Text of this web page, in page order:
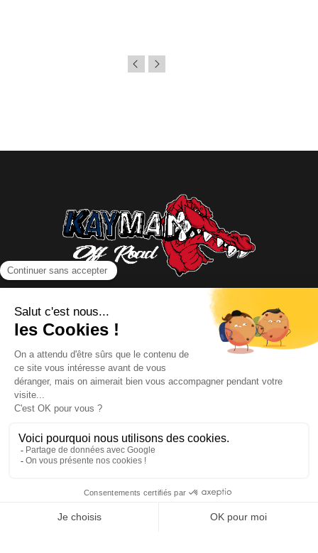
NOUS CONTACTER
INFORMATIONS
NOS PARTENAIRES
HORAIRES D'OUVERTURE
Copyright © 2026 Kayman Offroad 4x4 - Tous droits réservés -